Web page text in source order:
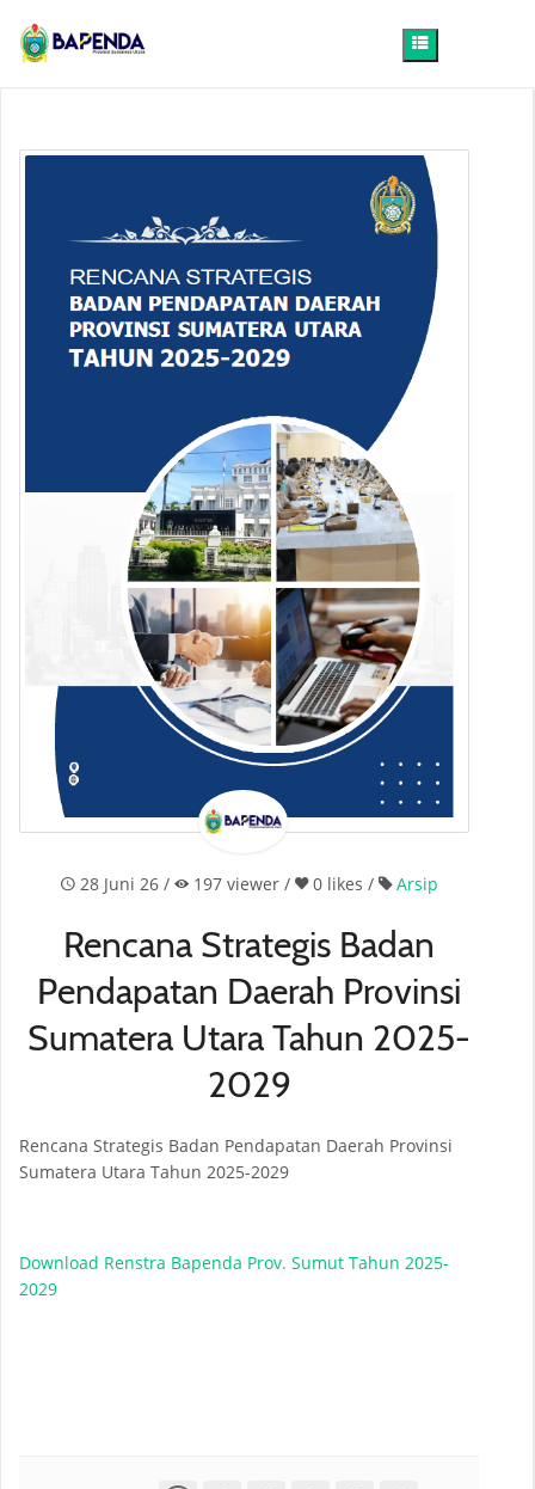
28 Juni 26 / 197viewer / 0 likes / Arsip
Rencana Strategis Badan
Pendapatan Daerah Provinsi
Sumatera Utara Tahun 2025-
2029
Rencana Strategis Badan Pendapatan Daerah Provinsi
Sumatera Utara Tahun 2025-2029
Download Renstra Bapenda Prov. Sumut Tahun 2025-
2029